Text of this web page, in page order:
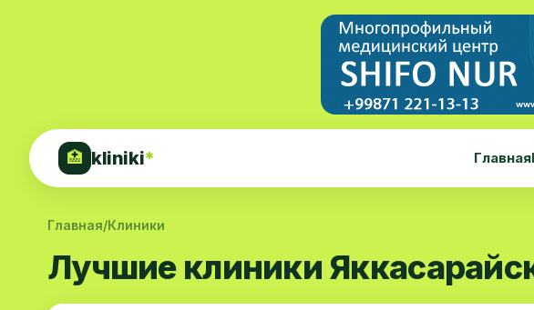
🏥 kliniki* Главная
Главная/Клиники
Лучшие клиники